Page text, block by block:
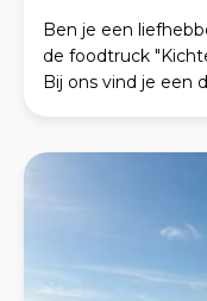
Ben je een
de foodtruck
Bij ons vind je een